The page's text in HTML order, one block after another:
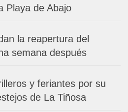
Playa de Abajo
la reapertura del
semana después
y feriantes por su
de La Tiñosa